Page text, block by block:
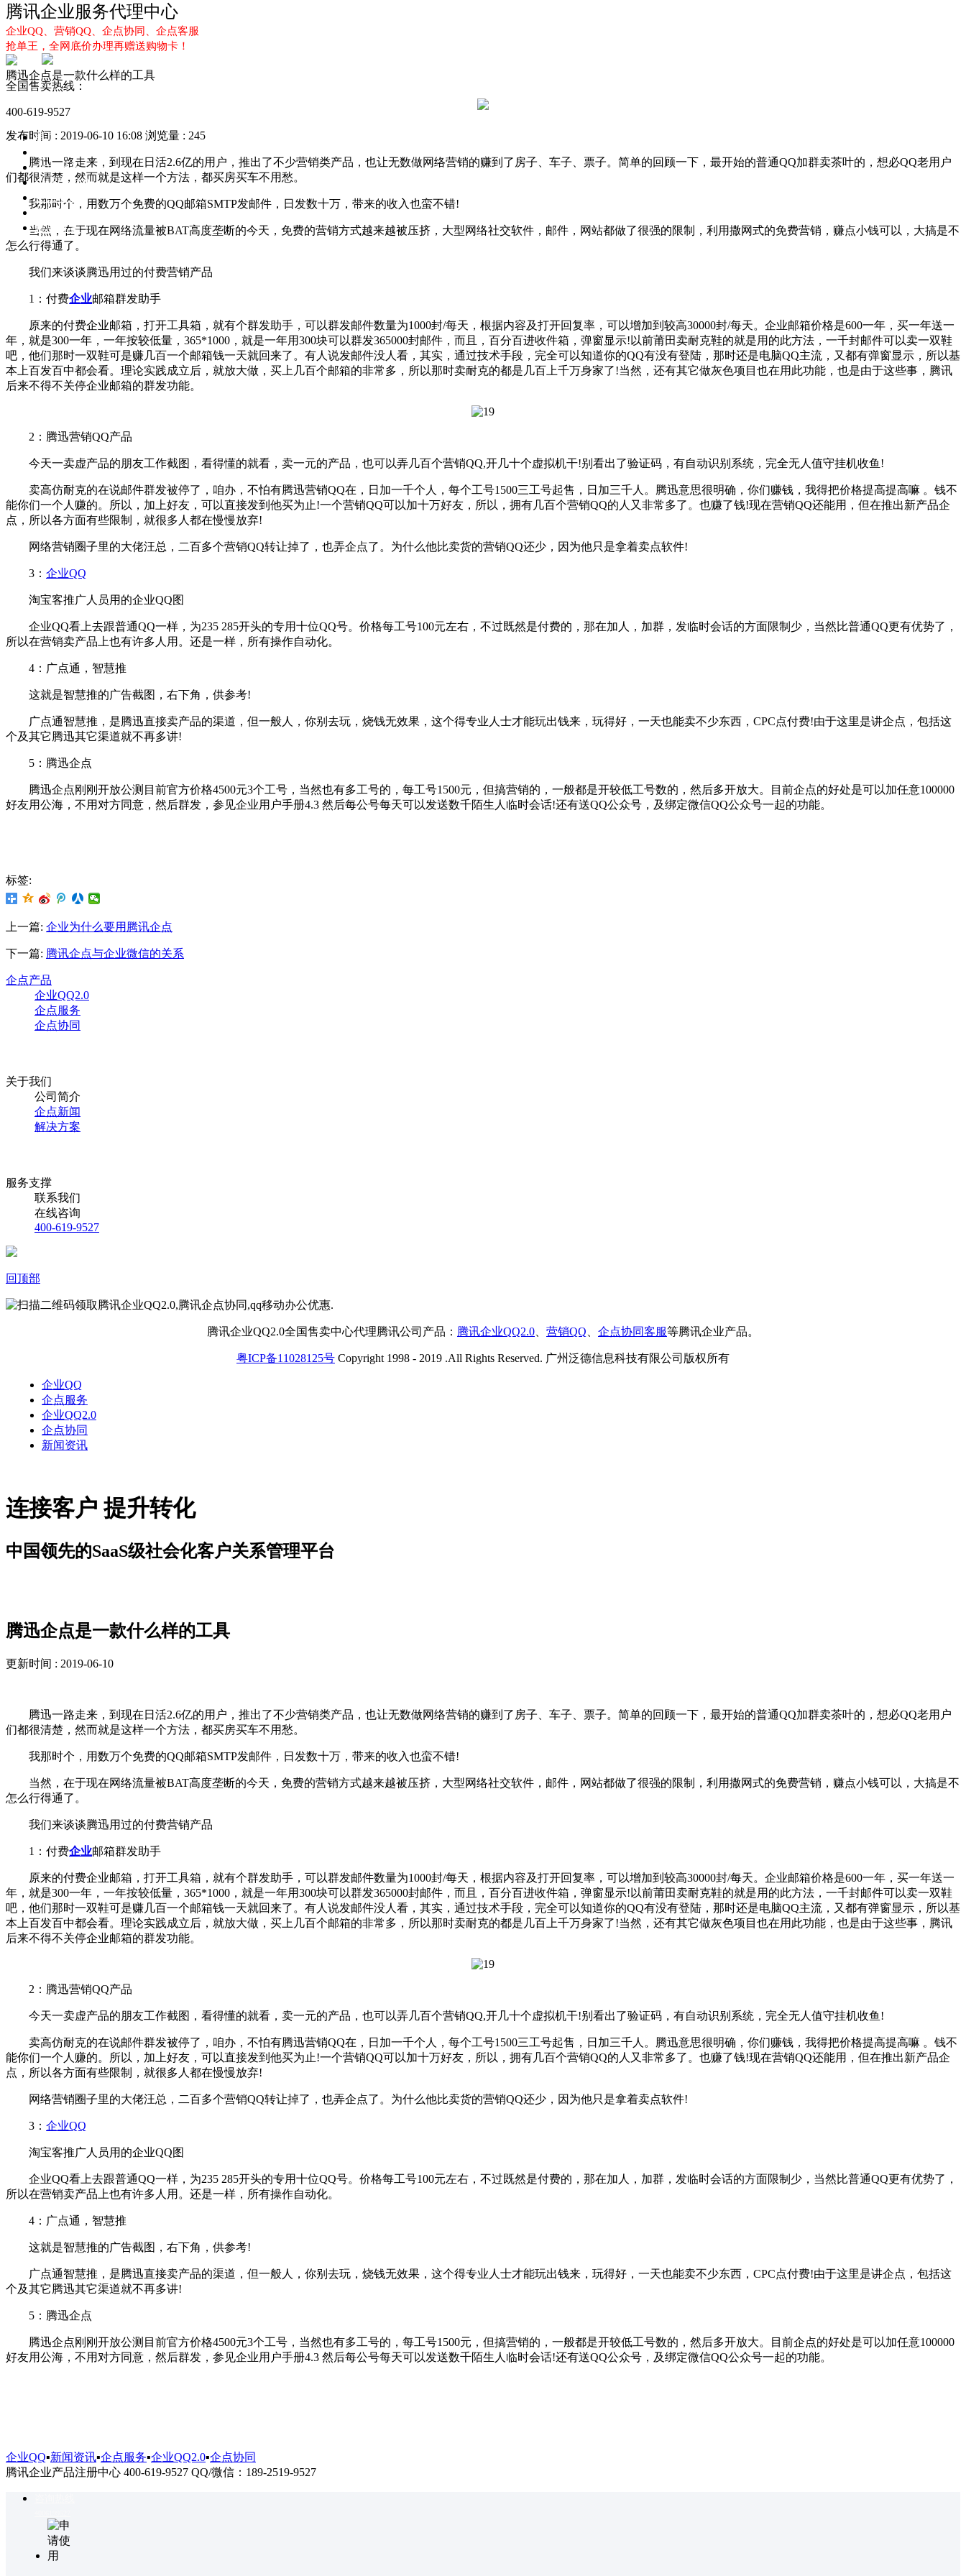
腾讯企业服务代理中心
企业QQ、营销QQ、企点协同、企点客服
抢单王，全网底价办理再赠送购物卡！
全国售卖热线：
400-619-9527
首页
企点服务
企业QQ2.0
企点协同
新闻动态
解决方案
腾迅企点是一款什么样的工具
发布时间 : 2019-06-10 16:08 浏览量 : 245
腾迅一路走来，到现在日活2.6亿的用户，推出了不少营销类产品，也让无数做网络营销的赚到了房子、车子、票子。简单的回顾一下，最开始的普通QQ加群卖茶叶的，想必QQ老用户
们都很清楚，然而就是这样一个方法，都买房买车不用愁。
我那时个，用数万个免费的QQ邮箱SMTP发邮件，日发数十万，带来的收入也蛮不错!
当然，在于现在网络流量被BAT高度垄断的今天，免费的营销方式越来越被压挤，大型网络社交软件，邮件，网站都做了很强的限制，利用撒网式的免费营销，赚点小钱可以，大搞是不
怎么行得通了。
我们来谈谈腾迅用过的付费营销产品
1：付费企业邮箱群发助手
原来的付费企业邮箱，打开工具箱，就有个群发助手，可以群发邮件数量为1000封/每天，根据内容及打开回复率，可以增加到较高30000封/每天。企业邮箱价格是600一年，买一年送一
年，就是300一年，一年按较低量，365*1000，就是一年用300块可以群发365000封邮件，而且，百分百进收件箱，弹窗显示!以前莆田卖耐克鞋的就是用的此方法，一千封邮件可以卖一双鞋
吧，他们那时一双鞋可是赚几百一个邮箱钱一天就回来了。有人说发邮件没人看，其实，通过技术手段，完全可以知道你的QQ有没有登陆，那时还是电脑QQ主流，又都有弹窗显示，所以基
本上百发百中都会看。理论实践成立后，就放大做，买上几百个邮箱的非常多，所以那时卖耐克的都是几百上千万身家了!当然，还有其它做灰色项目也在用此功能，也是由于这些事，腾讯
后来不得不关停企业邮箱的群发功能。
2：腾迅营销QQ产品
今天一卖虚产品的朋友工作截图，看得懂的就看，卖一元的产品，也可以弄几百个营销QQ,开几十个虚拟机干!别看出了验证码，有自动识别系统，完全无人值守挂机收鱼!
卖高仿耐克的在说邮件群发被停了，咱办，不怕有腾迅营销QQ在，日加一千个人，每个工号1500三工号起售，日加三千人。腾迅意思很明确，你们赚钱，我得把价格提高提高嘛 。钱不
能你们一个人赚的。所以，加上好友，可以直接发到他买为止!一个营销QQ可以加十万好友，所以，拥有几百个营销QQ的人又非常多了。也赚了钱!现在营销QQ还能用，但在推出新产品企
点，所以各方面有些限制，就很多人都在慢慢放弃!
网络营销圈子里的大佬汪总，二百多个营销QQ转让掉了，也弄企点了。为什么他比卖货的营销QQ还少，因为他只是拿着卖点软件!
3： 企业QQ
淘宝客推广人员用的企业QQ图
企业QQ看上去跟普通QQ一样，为235 285开头的专用十位QQ号。价格每工号100元左右，不过既然是付费的，那在加人，加群，发临时会话的方面限制少，当然比普通QQ更有优势了，
所以在营销卖产品上也有许多人用。还是一样，所有操作自动化。
4：广点通，智慧推
这就是智慧推的广告截图，右下角，供参考!
广点通智慧推，是腾迅直接卖产品的渠道，但一般人，你别去玩，烧钱无效果，这个得专业人士才能玩出钱来，玩得好，一天也能卖不少东西，CPC点付费!由于这里是讲企点，包括这
个及其它腾迅其它渠道就不再多讲!
5：腾迅企点
腾迅企点刚刚开放公测目前官方价格4500元3个工号，当然也有多工号的，每工号1500元，但搞营销的，一般都是开较低工号数的，然后多开放大。目前企点的好处是可以加任意100000
好友用公海，不用对方同意，然后群发，参见企业用户手册4.3 然后每公号每天可以发送数千陌生人临时会话!还有送QQ公众号，及绑定微信QQ公众号一起的功能。
标签:
上一篇: 企业为什么要用腾讯企点
下一篇: 腾讯企点与企业微信的关系
企点产品
企业QQ2.0
企点服务
企点协同
关于我们
公司简介
企点新闻
解决方案
服务支撑
联系我们
在线咨询
400-619-9527
回顶部
腾讯企业QQ2.0全国售卖中心代理腾讯公司产品： 腾讯企业QQ2.0 营销QQ 企点协同客服等腾讯企业产品。
粤ICP备11028125号 Copyright 1998 - 2019 .All Rights Reserved. 广州泛德信息科技有限公司版权所有
企业QQ
企点服务
企业QQ2.0
企点协同
新闻资讯
连接客户 提升转化
中国领先的SaaS级社会化客户关系管理平台
腾迅企点是一款什么样的工具
更新时间 : 2019-06-10
腾迅一路走来，到现在日活2.6亿的用户，推出了不少营销类产品，也让无数做网络营销的赚到了房子、车子、票子。简单的回顾一下，最开始的普通QQ加群卖茶叶的，想必QQ老用户
们都很清楚，然而就是这样一个方法，都买房买车不用愁。
我那时个，用数万个免费的QQ邮箱SMTP发邮件，日发数十万，带来的收入也蛮不错!
当然，在于现在网络流量被BAT高度垄断的今天，免费的营销方式越来越被压挤，大型网络社交软件，邮件，网站都做了很强的限制，利用撒网式的免费营销，赚点小钱可以，大搞是不
怎么行得通了。
我们来谈谈腾迅用过的付费营销产品
1：付费企业邮箱群发助手
原来的付费企业邮箱，打开工具箱，就有个群发助手，可以群发邮件数量为1000封/每天，根据内容及打开回复率，可以增加到较高30000封/每天。企业邮箱价格是600一年，买一年送一
年，就是300一年，一年按较低量，365*1000，就是一年用300块可以群发365000封邮件，而且，百分百进收件箱，弹窗显示!以前莆田卖耐克鞋的就是用的此方法，一千封邮件可以卖一双鞋
吧，他们那时一双鞋可是赚几百一个邮箱钱一天就回来了。有人说发邮件没人看，其实，通过技术手段，完全可以知道你的QQ有没有登陆，那时还是电脑QQ主流，又都有弹窗显示，所以基
本上百发百中都会看。理论实践成立后，就放大做，买上几百个邮箱的非常多，所以那时卖耐克的都是几百上千万身家了!当然，还有其它做灰色项目也在用此功能，也是由于这些事，腾讯
后来不得不关停企业邮箱的群发功能。
2：腾迅营销QQ产品
今天一卖虚产品的朋友工作截图，看得懂的就看，卖一元的产品，也可以弄几百个营销QQ,开几十个虚拟机干!别看出了验证码，有自动识别系统，完全无人值守挂机收鱼!
卖高仿耐克的在说邮件群发被停了，咱办，不怕有腾迅营销QQ在，日加一千个人，每个工号1500三工号起售，日加三千人。腾迅意思很明确，你们赚钱，我得把价格提高提高嘛 。钱不
能你们一个人赚的。所以，加上好友，可以直接发到他买为止!一个营销QQ可以加十万好友，所以，拥有几百个营销QQ的人又非常多了。也赚了钱!现在营销QQ还能用，但在推出新产品企
点，所以各方面有些限制，就很多人都在慢慢放弃!
网络营销圈子里的大佬汪总，二百多个营销QQ转让掉了，也弄企点了。为什么他比卖货的营销QQ还少，因为他只是拿着卖点软件!
3： 企业QQ
淘宝客推广人员用的企业QQ图
企业QQ看上去跟普通QQ一样，为235 285开头的专用十位QQ号。价格每工号100元左右，不过既然是付费的，那在加人，加群，发临时会话的方面限制少，当然比普通QQ更有优势了，
所以在营销卖产品上也有许多人用。还是一样，所有操作自动化。
4：广点通，智慧推
这就是智慧推的广告截图，右下角，供参考!
广点通智慧推，是腾迅直接卖产品的渠道，但一般人，你别去玩，烧钱无效果，这个得专业人士才能玩出钱来，玩得好，一天也能卖不少东西，CPC点付费!由于这里是讲企点，包括这
个及其它腾迅其它渠道就不再多讲!
5：腾迅企点
腾迅企点刚刚开放公测目前官方价格4500元3个工号，当然也有多工号的，每工号1500元，但搞营销的，一般都是开较低工号数的，然后多开放大。目前企点的好处是可以加任意100000
好友用公海，不用对方同意，然后群发，参见企业用户手册4.3 然后每公号每天可以发送数千陌生人临时会话!还有送QQ公众号，及绑定微信QQ公众号一起的功能。
企业QQ▪新闻资讯▪企点服务▪企业QQ2.0▪企点协同
腾讯企业产品注册中心 400-619-9527 QQ/微信：189-2519-9527